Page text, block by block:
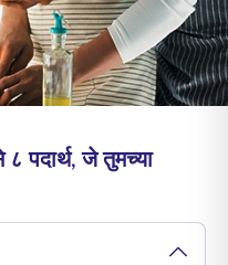
प्रीमियम भरा
८ पदार्थ, जे तुमच्या